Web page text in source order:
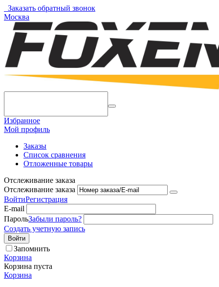
Заказать обратный звонок
Москва
Избранное
Мой профиль
Заказы
Список сравнения
Отложенные товары
Отслеживание заказа
Отслеживание заказа
ВойтиРегистрация
E-mail
ПарольЗабыли пароль?
Создать учетную запись
Войти
Запомнить
Корзина
Корзина пуста
Корзина